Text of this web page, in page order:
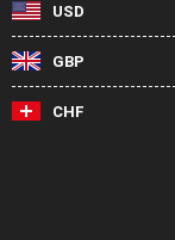
USD
GBP
CHF